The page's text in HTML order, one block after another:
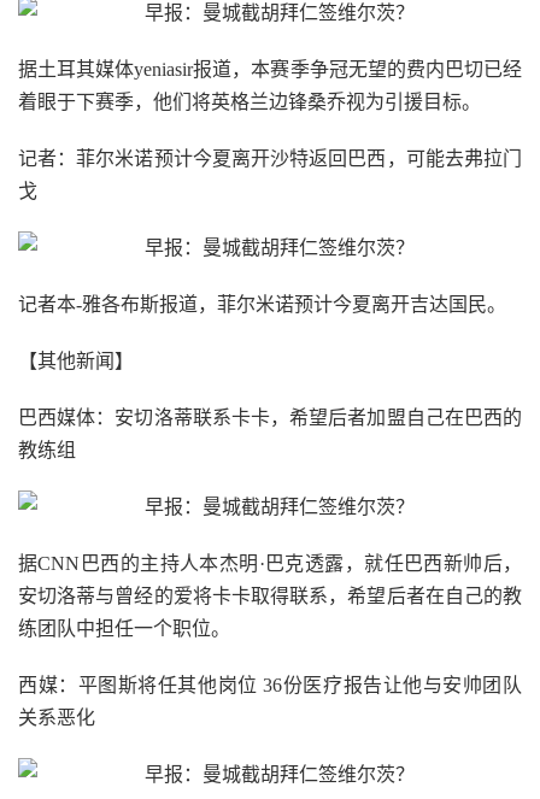
据土耳其媒体yeniasir报道，本赛季争冠无望的费内巴切已经
着眼于下赛季，他们将英格兰边锋桑乔视为引援目标。
记者：菲尔米诺预计今夏离开沙特返回巴西，可能去弗拉门
戈
记者本-雅各布斯报道，菲尔米诺预计今夏离开吉达国民。
【其他新闻】
巴西媒体：安切洛蒂联系卡卡，希望后者加盟自己在巴西的
教练组
据CNN巴西的主持人本杰明·巴克透露，就任巴西新帅后，
安切洛蒂与曾经的爱将卡卡取得联系，希望后者在自己的教
练团队中担任一个职位。
西媒：平图斯将任其他岗位 36份医疗报告让他与安帅团队
关系恶化